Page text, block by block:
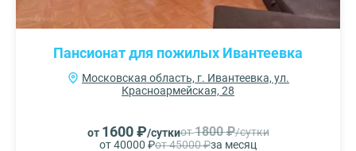
Пансионат для пожилых Ивантеевка
Московская область, г. Ивантеевка, ул.
Красноармейская, 28
от 1600 ₽/суткиот1800 ₽/сутки
от 40000 ₽от 45000 ₽за месяц